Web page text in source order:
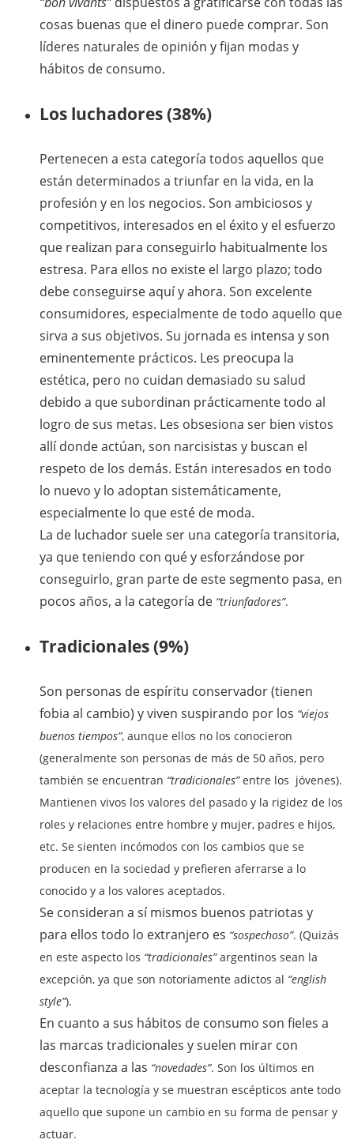
cosas buenas que el dinero puede comprar. Son
líderes naturales de opinión y fijan modas y
hábitos de consumo.
Los luchadores (38%)
Pertenecen a esta categoría todos aquellos que
están determinados a triunfar en la vida, en la
profesión y en los negocios. Son ambiciosos y
competitivos, interesados en el éxito y el esfuerzo
que realizan para conseguirlo habitualmente los
estresa. Para ellos no existe el largo plazo; todo
debe conseguirse aquí y ahora. Son excelente
consumidores, especialmente de todo aquello que
sirva a sus objetivos. Su jornada es intensa y son
eminentemente prácticos. Les preocupa la
estética, pero no cuidan demasiado su salud
debido a que subordinan prácticamente todo al
logro de sus metas. Les obsesiona ser bien vistos
allí donde actúan, son narcisistas y buscan el
respeto de los demás. Están interesados en todo
lo nuevo y lo adoptan sistemáticamente,
especialmente lo que esté de moda.
La de luchador suele ser una categoría transitoria,
ya que teniendo con qué y esforzándose por
conseguirlo, gran parte de este segmento pasa, en
pocos años, a la categoría de “triunfadores”.
Tradicionales (9%)
Son personas de espíritu conservador (tienen
fobia al cambio) y viven suspirando por los “viejos
buenos tiempos”, aunque ellos no los conocieron
(generalmente son personas de más de 50 años, pero
también se encuentran “tradicionales”entre los jóvenes).
Mantienen vivos los valores del pasado y la rigidez de los
roles y relaciones entre hombre y mujer, padres e hijos,
etc. Se sienten incómodos con los cambios que se
producen en la sociedad y prefieren aferrarse a lo
conocido y a los valores aceptados.
Se consideran a sí mismos buenos patriotas y
para ellos todo lo extranjero es “sospechoso”. (Quizás
en este aspecto los “tradicionales”argentinos sean la
excepción, ya que son notoriamente adictos al “english
style”).
En cuanto a sus hábitos de consumo son fieles a
las marcas tradicionales y suelen mirar con
desconfianza a las “novedades”. Son los últimos en
aceptar la tecnología y se muestran escépticos ante todo
aquello que supone un cambio en su forma de pensar y
actuar.